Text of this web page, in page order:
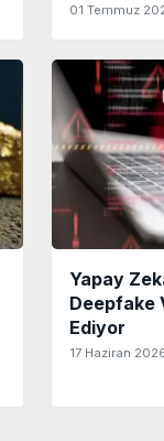
01 Temmuz
Yapay
Deepfake
Ediyor
17 Haziran